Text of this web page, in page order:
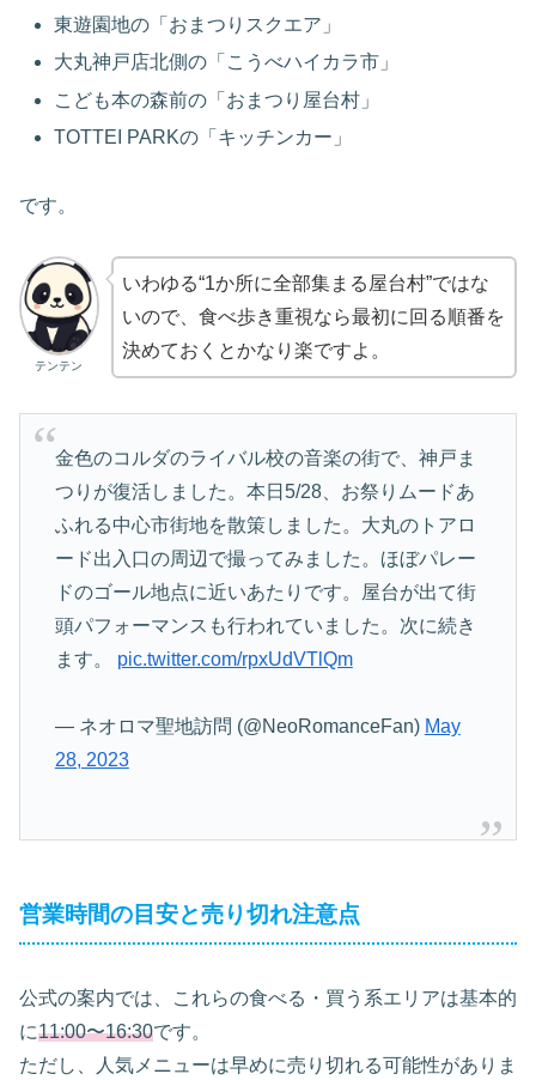
東遊園地の「おまつりスクエア」
大丸神戸店北側の「こうべハイカラ市」
こども本の森前の「おまつり屋台村」
TOTTEI PARKの「キッチンカー」
です。
テンテン
いわゆる“1か所に全部集まる屋台村”ではな
いので、食べ歩き重視なら最初に回る順番を
決めておくとかなり楽ですよ。
金色のコルダのライバル校の音楽の街で、神戸ま
つりが復活しました。本日5/28、お祭りムードあ
ふれる中心市街地を散策しました。大丸のトアロ
ード出入口の周辺で撮ってみました。ほぼパレー
ドのゴール地点に近いあたりです。屋台が出て街
頭パフォーマンスも行われていました。次に続き
ます。 pic.twitter.com/rpxUdVTlQm
— ネオロマ聖地訪問 (@NeoRomanceFan) May
28, 2023
営業時間の目安と売り切れ注意点
公式の案内では、これらの食べる・買う系エリアは基本的
に11:00〜16:30です。
ただし、人気メニューは早めに売り切れる可能性がありま